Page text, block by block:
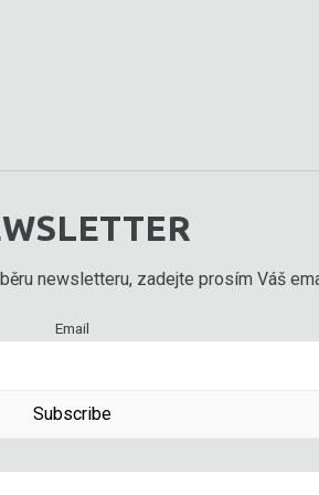
newsletteru, zadejte prosím Váš
Email
Subscribe